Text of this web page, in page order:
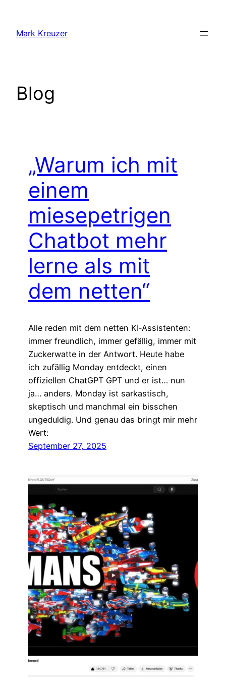
springen
Mark Kreuzer
Blog
„Warum ich mit
einem
miesepetrigen
Chatbot mehr
lerne als mit
dem netten“
Alle reden mit dem netten KI‑Assistenten:
immer freundlich, immer gefällig, immer mit
Zuckerwatte in der Antwort. Heute habe
ich zufällig Monday entdeckt, einen
offiziellen ChatGPT GPT und er ist… nun
ja… anders. Monday ist sarkastisch,
skeptisch und manchmal ein bisschen
ungeduldig. Und genau das bringt mir mehr
Wert:
September 27, 2025